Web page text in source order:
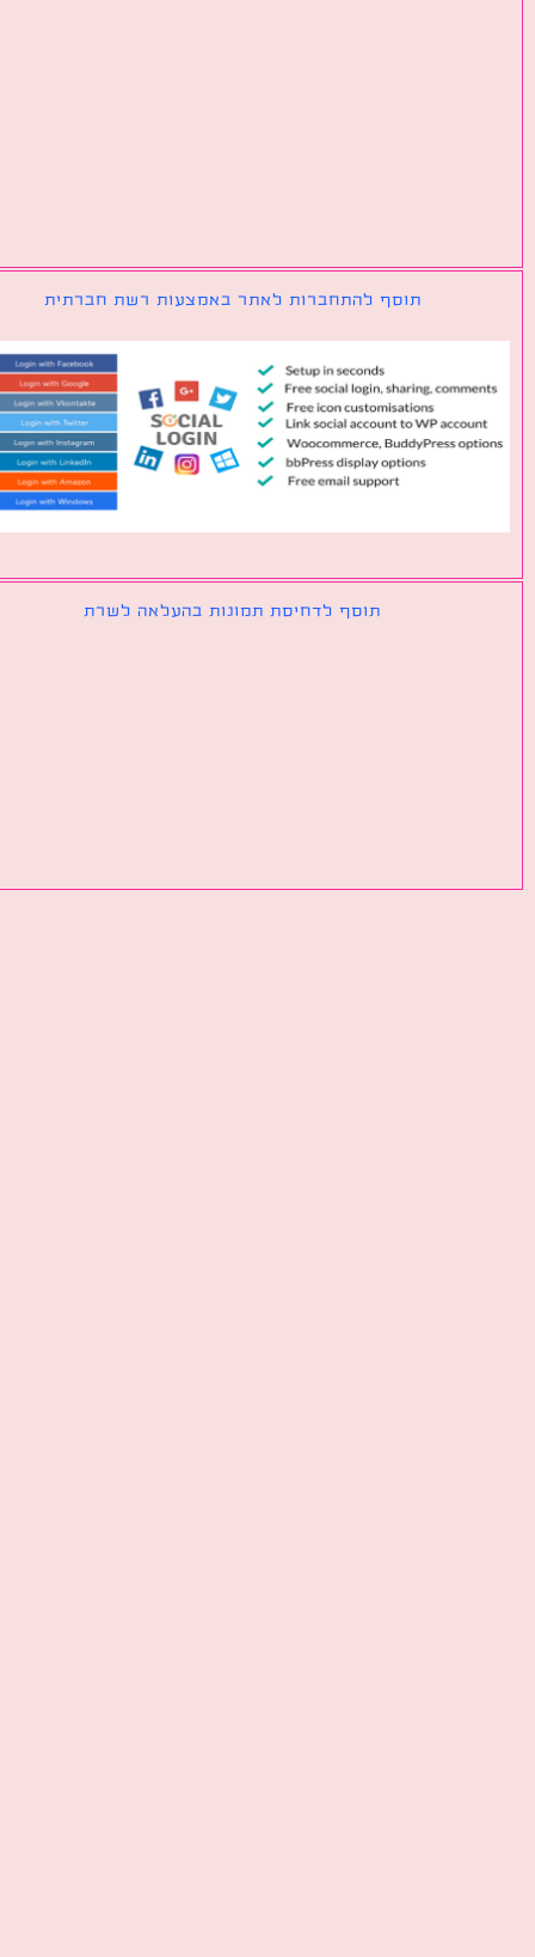
תוסף להתחברות לאתר באמצעות רשת חברתית
תוסף לדחיסת תמונות בהעלאה לשרת